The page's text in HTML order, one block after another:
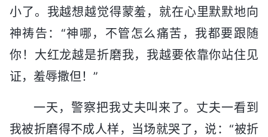
小了。我越想越觉得蒙羞，就在心里默默地向
神祷告：“神哪，不管怎么痛苦，我都要跟随
你！大红龙越是折磨我，我越要依靠你站住见
证，羞辱撒但！”
一天，警察把我丈夫叫来了。丈夫一看到
我被折磨得不成人样，当场就哭了，说：“被折